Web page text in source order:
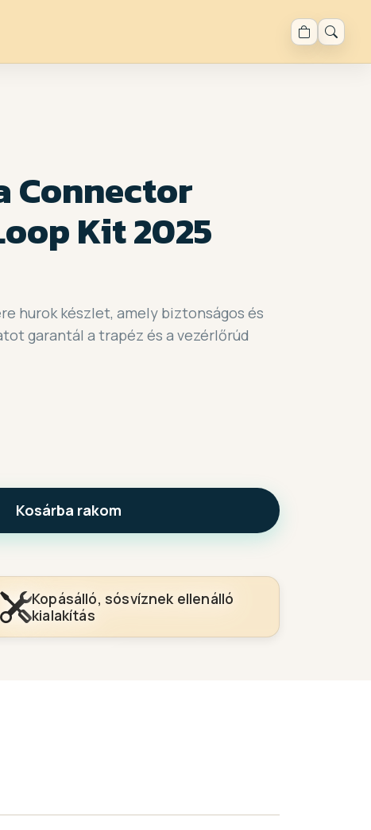
Connector
Kit 2025
hurok készlet, amely biztonságos és
garantál a trapéz és a vezérlőrúd
Kosárba rakom
Kopásálló, sósvíznek ellenálló
kialakítás